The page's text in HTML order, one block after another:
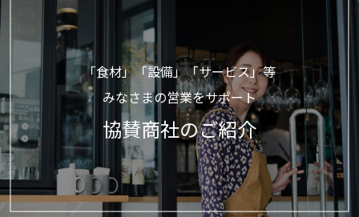
「食材」「設備」「サービス」等
みなさまの営業をサポート
協賛商社のご紹介